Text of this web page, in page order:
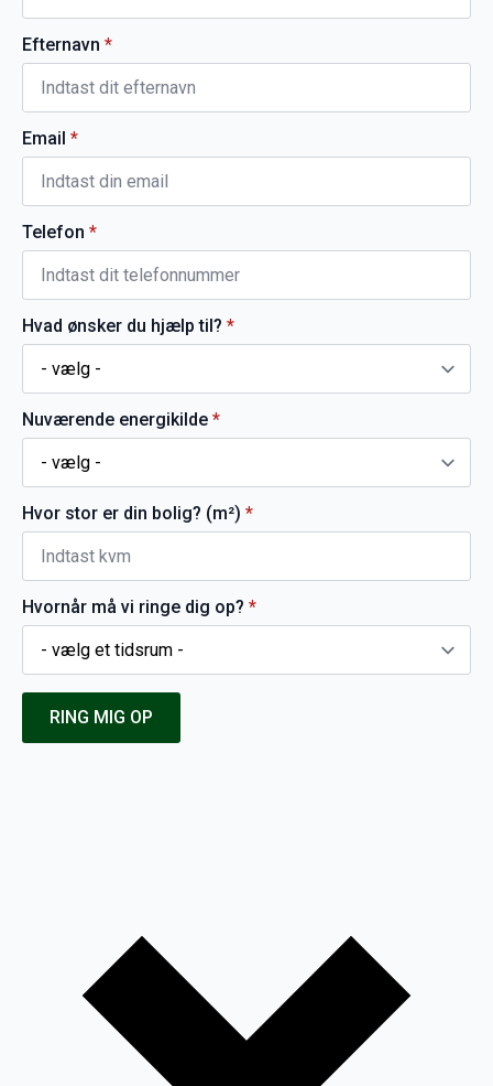
Efternavn *
Email *
Telefon *
Hvad ønsker du hjælp til? *
Nuværende energikilde *
Hvor stor er din bolig? (m²) *
Hvornår må vi ringe dig op? *
RING MIG OP